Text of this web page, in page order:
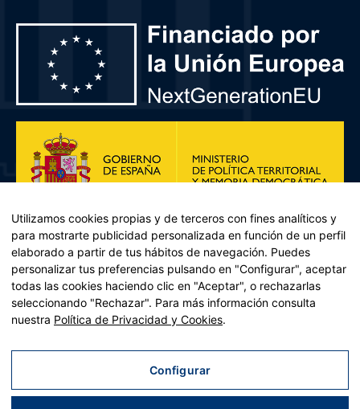
Plan de Recuperación, Transformación y Resiliencia – Financiado por
Recuperación y resiliencia, establecido por el Reglamento (UE)
2021/241 del Parlamento Europeo y del Consejo, de 12 de febrero
Utilizamos cookies propias y de terceros con fines analíticos y
para mostrarte publicidad personalizada en función de un perfil
elaborado a partir de tus hábitos de navegación. Puedes
personalizar tus preferencias pulsando en "Configurar", aceptar
todas las cookies haciendo clic en "Aceptar", o rechazarlas
seleccionando "Rechazar". Para más información consulta
nuestra Política de Privacidad y Cookies.
Configurar